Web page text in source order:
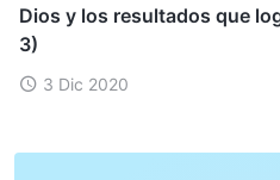
Dios y los resultados que
3)
3 Dic 2020